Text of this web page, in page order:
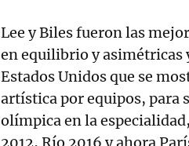
Lee y Biles fueron las
en equilibrio y asimétricas
Estados Unidos que se
artística por equipos, para
olímpica en la
2012, Río 2016 y ahora